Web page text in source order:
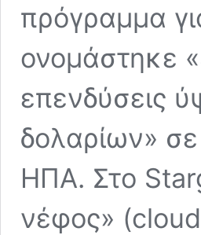
πρόγραμμα
ονομάστηκε
επενδύσεις
δολαρίων»
ΗΠΑ. Στο
νέφος»